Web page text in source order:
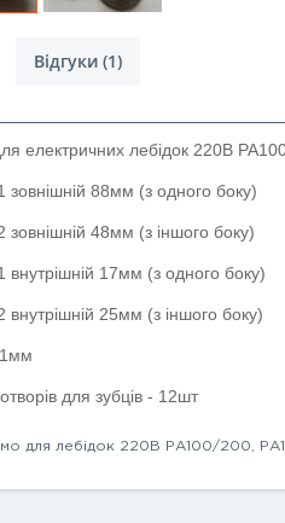
Відгуки (1)
електричних лебідок 220В
зовнішній 88мм (з одного боку)
зовнішній 48мм (з іншого боку)
внутрішній 17мм (з одного боку)
внутрішній 25мм (з іншого боку)
отворів для зубців - 12шт
для лебідок 220В РА100/200